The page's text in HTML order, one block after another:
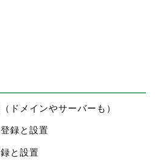
ドメインやサーバーも）
録と設置
と設置